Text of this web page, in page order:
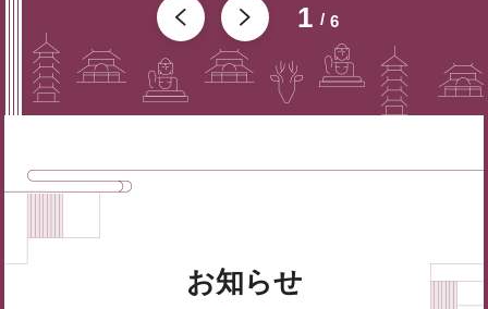
1 6
お知らせ